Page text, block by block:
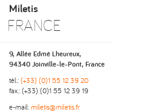
Miletis
FRANCE
9, Allée Edmé Lheureux,
94340 Joinville-le-Pont, France
tél.: (+33) (0)1 55 12 39 20
fax.: (+33) (0)1 55 12 39 19
e-mail: miletis@miletis.fr